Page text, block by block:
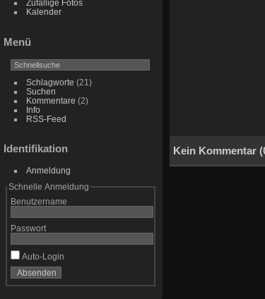
Zufällige Fotos
Kalender
Menü
Schlagworte (21)
Suchen
Kommentare (2)
Info
RSS-Feed
Identifikation
Anmeldung
Schnelle Anmeldung
Benutzername
Passwort
Auto-Login
Kein Kommentar